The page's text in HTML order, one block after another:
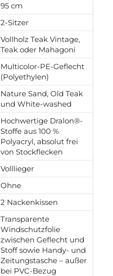
95 cm
2-Sitzer
Vollholz Teak Vintage,
Teak oder Mahagoni
Multicolor-PE-Geflecht
(Polyethylen)
Nature Sand, Old Teak
und White-washed
Hochwertige Dralon®-
Stoffe aus 100 %
Polyacryl, absolut frei
von Stockflecken
Volllieger
Ohne
2 Nackenkissen
Transparente
Windschutzfolie
zwischen Geflecht und
Stoff sowie Handy- und
Zeitungstasche – außer
bei PVC-Bezug